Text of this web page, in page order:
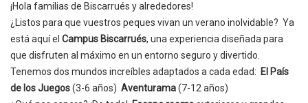
¡Hola familias de Biscarrués y alrededores!
¿Listos para que vuestros peques vivan un verano inolvidable? Ya
está aquí el Campus Biscarrués, una experiencia diseñada para
que disfruten al máximo en un entorno seguro y divertido.
Tenemos dos mundos increíbles adaptados a cada edad: El País
de los Juegos(3-6 años) Aventurama(7-12 años)